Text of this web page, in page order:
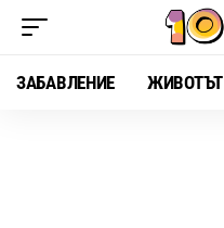
ЗАБАВЛЕНИЕ ЖИВОТЪТ